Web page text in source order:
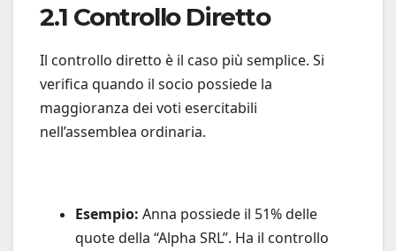
2.1 Controllo Diretto
Il controllo diretto è il caso più semplice. Si
verifica quando il socio possiede la
maggioranza dei voti esercitabili
nell’assemblea ordinaria.
Esempio: Anna possiede il 51% delle
quote della “Alpha SRL”. Ha il controllo